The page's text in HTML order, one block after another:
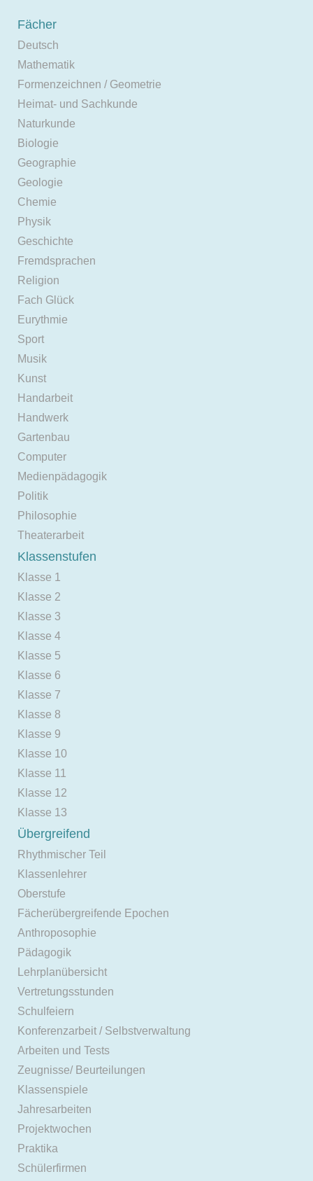
Fächer
Deutsch
Mathematik
Formenzeichnen / Geometrie
Heimat- und Sachkunde
Naturkunde
Biologie
Geographie
Geologie
Chemie
Physik
Geschichte
Fremdsprachen
Religion
Fach Glück
Eurythmie
Sport
Musik
Kunst
Handarbeit
Handwerk
Gartenbau
Computer
Medienpädagogik
Politik
Philosophie
Theaterarbeit
Klassenstufen
Klasse 1
Klasse 2
Klasse 3
Klasse 4
Klasse 5
Klasse 6
Klasse 7
Klasse 8
Klasse 9
Klasse 10
Klasse 11
Klasse 12
Klasse 13
Übergreifend
Rhythmischer Teil
Klassenlehrer
Oberstufe
Fächerübergreifende Epochen
Anthroposophie
Pädagogik
Lehrplanübersicht
Vertretungsstunden
Schulfeiern
Konferenzarbeit / Selbstverwaltung
Arbeiten und Tests
Zeugnisse/ Beurteilungen
Klassenspiele
Jahresarbeiten
Projektwochen
Praktika
Schülerfirmen